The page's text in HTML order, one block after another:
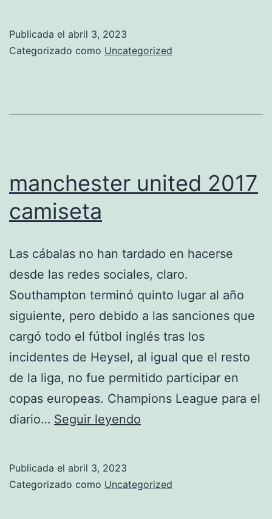
cr7
Publicada el abril 3, 2023
Categorizado como Uncategorized
manchester united 2017
camiseta
Las cábalas no han tardado en hacerse
desde las redes sociales, claro.
Southampton terminó quinto lugar al año
siguiente, pero debido a las sanciones que
cargó todo el fútbol inglés tras los
incidentes de Heysel, al igual que el resto
de la liga, no fue permitido participar en
copas europeas. Champions League para el
diario… Seguir leyendo
camiseta
Publicada el abril 3, 2023
Categorizado como Uncategorized